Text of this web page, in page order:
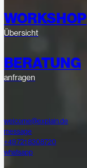
WORKSHOP
Übersicht
BERATUNG
anfragen
welcome@explain.de
message
+49 721 8308720
whatsapp